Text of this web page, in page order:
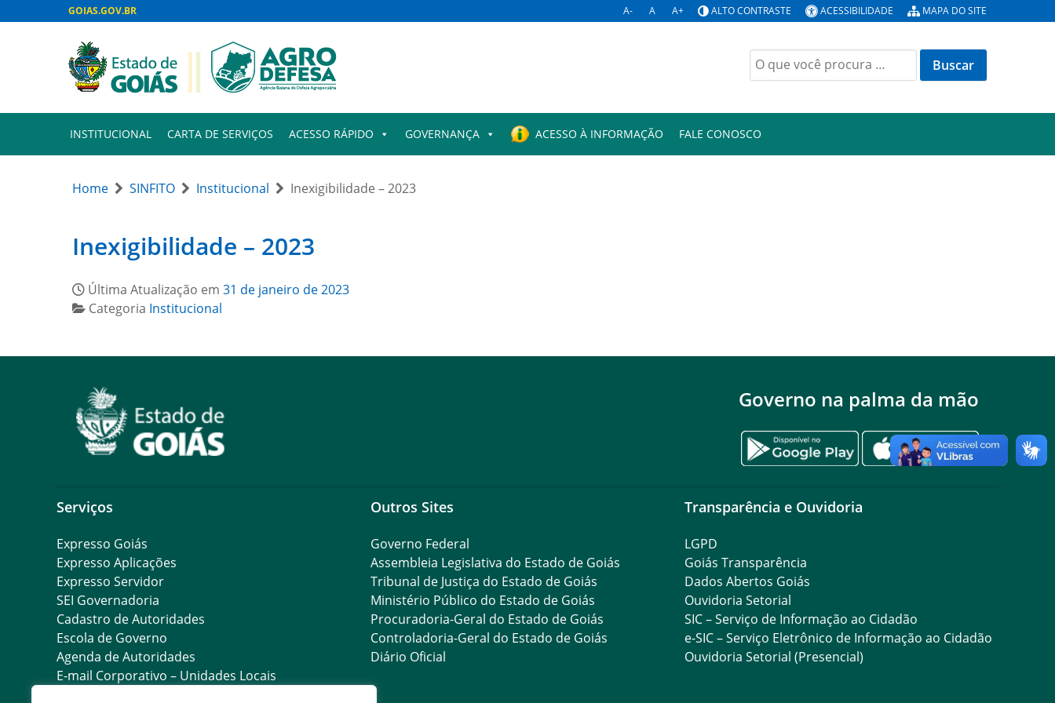
GOIAS.GOV.BR A- A A+ ALTO CONTRASTE ACESSIBILIDADE MAPA DO SITE
Buscar
por:
INSTITUCIONAL CARTA DE SERVIÇOS ACESSO RÁPIDO GOVERNANÇA ACESSO À INFORMAÇÃO FALE CONOSCO
Home SINFITO Institucional Inexigibilidade – 2023
Inexigibilidade – 2023
Última Atualização em 31 de janeiro de 2023
Categoria Institucional
Governo na palma da mão
Serviços
Expresso Goiás
Expresso Aplicações
Expresso Servidor
SEI Governadoria
Cadastro de Autoridades
Escola de Governo
Agenda de Autoridades
E-mail Corporativo – Unidades Locais
Outros Sites
Governo Federal
Assembleia Legislativa do Estado de Goiás
Tribunal de Justiça do Estado de Goiás
Ministério Público do Estado de Goiás
Procuradoria-Geral do Estado de Goiás
Controladoria-Geral do Estado de Goiás
Diário Oficial
Transparência e Ouvidoria
LGPD
Goiás Transparência
Dados Abertos Goiás
Ouvidoria Setorial
SIC – Serviço de Informação ao Cidadão
e-SIC – Serviço Eletrônico de Informação ao Cidadão
Ouvidoria Setorial (Presencial)